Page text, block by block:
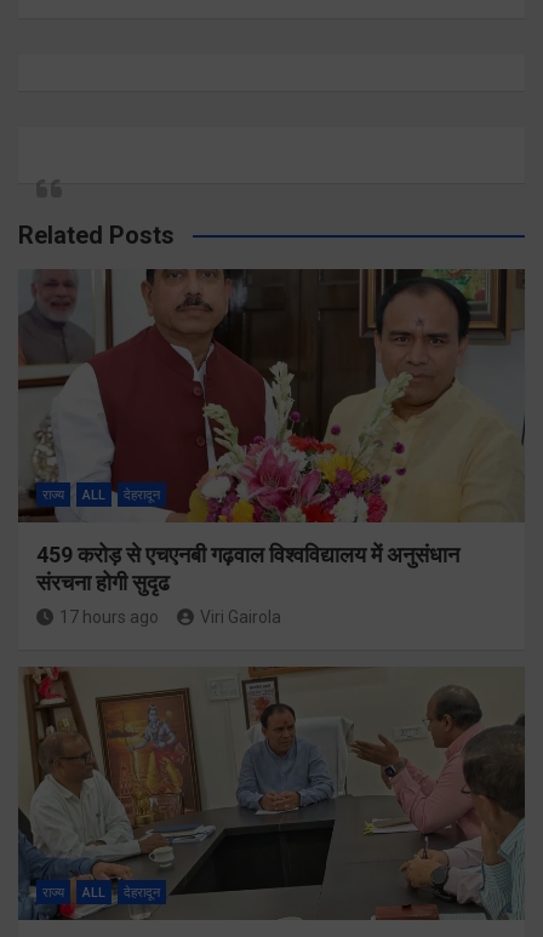
Related Posts
राज्य ALL देहरादून
459 करोड़ से एचएनबी गढ़वाल विश्वविद्यालय में अनुसंधान
संरचना होगी सुदृढ
17 hours ago Viri Gairola
राज्य ALL देहरादून